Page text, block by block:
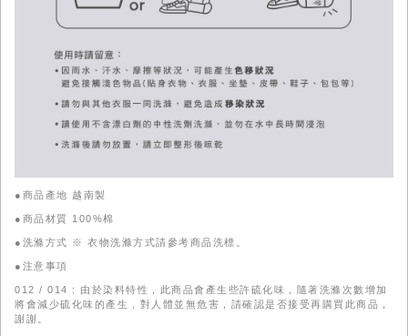
●商品產地 越南製
●商品材質 100%棉
●洗滌方式 ※ 衣物洗滌方式請參考商品洗標。
●注意事項
012 / 014 : 由於染料特性，此商品會產生些許硫化味，隨著洗滌次數增加
將會減少硫化味的產生，對人體並無危害，請確認是否接受再購買此商品，
謝謝。